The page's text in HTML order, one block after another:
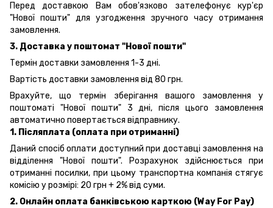
Перед доставкою Вам обов'язково зателефонує кур'єр
"Нової пошти" для узгодження зручного часу отримання
замовлення.
3. Доставка у поштомат "Нової пошти"
Термін доставки замовлення 1-3 дні.
Вартість доставки замовлення від 80 грн.
Врахуйте, що термін зберігання вашого замовлення у
поштоматі "Нової пошти" 3 дні, після цього замовлення
автоматично повертається відправнику.
1. Післяплата (оплата при отриманні)
Даний спосіб оплати доступний при доставці замовлення на
відділення "Нової пошти". Розрахунок здійснюється при
отриманні посилки, при цьому транспортна компанія стягує
комісію у розмірі: 20 грн + 2% від суми.
2. Онлайн оплата банківською карткою (Way For Pay)